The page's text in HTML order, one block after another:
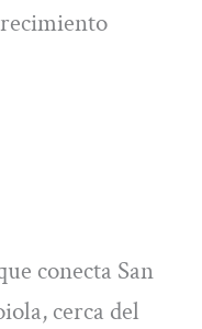
conecta San
cerca del